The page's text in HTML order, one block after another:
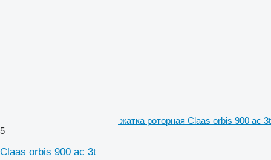
жатка роторная Claas orbis 900 ac 3t
5
Claas orbis 900 ac 3t